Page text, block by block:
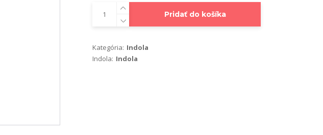
Pridať do košíka
Kategória: Indola
Indola: Indola